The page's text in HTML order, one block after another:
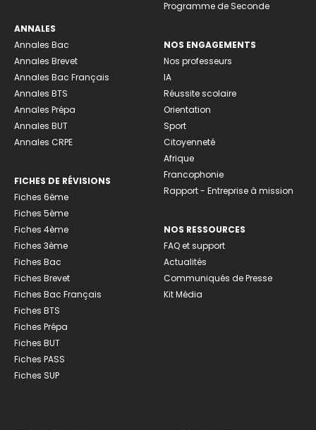
ANNALES
Annales Bac
Annales Brevet
Annales Bac Français
Annales BTS
Annales Prépa
Annales BUT
Annales CRPE
FICHES DE RÉVISIONS
Fiches 6ème
Fiches 5ème
Fiches 4ème
Fiches 3ème
Fiches Bac
Fiches Brevet
Fiches Bac Français
Fiches BTS
Fiches Prépa
Fiches BUT
Fiches PASS
Fiches SUP
Programme de Seconde
NOS ENGAGEMENTS
Nos professeurs
IA
Réussite scolaire
Orientation
Sport
Citoyenneté
Afrique
Francophonie
Rapport - Entreprise à mission
NOS RESSOURCES
FAQ et support
Actualités
Communiqués de Presse
Kit Média